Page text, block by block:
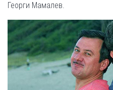
Георги Мамалев.